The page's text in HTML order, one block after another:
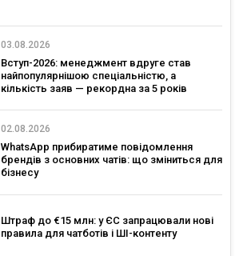
03.08.2026
Вступ-2026: менеджмент вдруге став
найпопулярнішою спеціальністю, а
кількість заяв — рекордна за 5 років
02.08.2026
WhatsApp прибиратиме повідомлення
брендів з основних чатів: що зміниться для
бізнесу
Штраф до €15 млн: у ЄС запрацювали нові
правила для чатботів і ШІ-контенту